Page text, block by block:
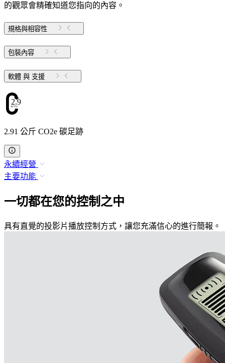
的觀眾會精確知道您指向的內容。
規格與相容性
包裝內容
軟體 與 支援
2.91
2.91 公斤 CO2e 碳足跡
永續經營
主要功能
一切都在您的控制之中
具有直覺的投影片播放控制方式，讓您充滿信心的進行簡報。